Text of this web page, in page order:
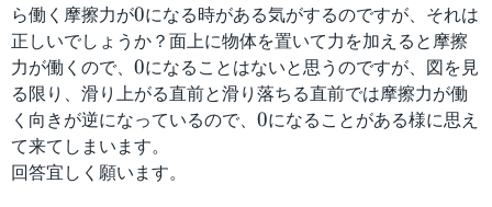
ら働く摩擦力が0
0になる時がある気がするのですが、それは
正しいでしょうか？面上に物体を置いて力を加えると摩擦
力が働くので、 0
0になることはないと思うのですが、図を見
る限り、滑り上がる直前と滑り落ちる直前では摩擦力が働
く向きが逆になっているので、 0
0になることがある様に思え
て来てしまいます。
回答宜しく願います。